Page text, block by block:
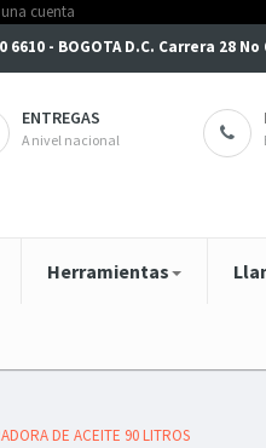
- BOGOTA D.C. Carrera 28 No
ENTREGAS
A nivel nacional
Herramientas
DE ACEITE 90 LITROS